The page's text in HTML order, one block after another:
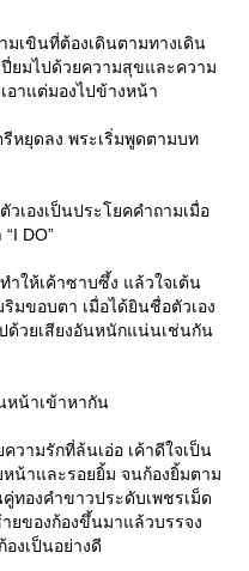
มเขินที่ต้องเดินตามทางเดิน
ยมไปด้วยความสุขและความ
อาแต่มองไปข้างหน้า
หยุดลง พระเริ่มพูดตามบท
เองเป็นประโยคคำถามเมื่อ
DO”
ำให้เค้าซาบซึ้ง แล้วใจเต้น
มขอบตา เมื่อได้ยินชื่อตัวเอง
ด้วยเสียงอันหนักแน่นเช่นกัน
หน้าเข้าหากัน
วามรักที่ล้นเอ่อ เค้าดีใจเป็น
น้าและรอยยิ้ม จนก้องยิ้มตาม
ทองคำขาวประดับเพชรเม็ด
ยของก้องขึ้นมาแล้วบรรจง
งเป็นอย่างดี